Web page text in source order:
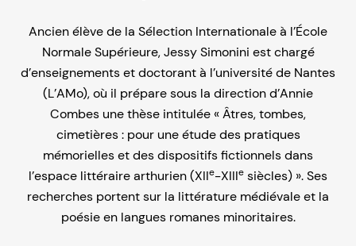
Ancien élève de la Sélection Internationale à l’École
Normale Supérieure, Jessy Simonini est chargé
d’enseignements et doctorant à l’université de Nantes
(L’AMo), où il prépare sous la direction d’Annie
Combes une thèse intitulée « Âtres, tombes,
cimetières : pour une étude des pratiques
mémorielles et des dispositifs fictionnels dans
l’espace littéraire arthurien (XIIe-XIIIe siècles) ». Ses
recherches portent sur la littérature médiévale et la
poésie en langues romanes minoritaires.